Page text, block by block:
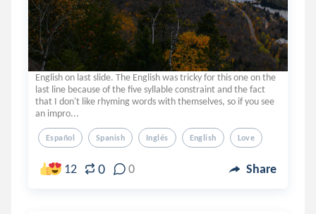
English on last slide. The English was tricky for this one on the
last line because of the five syllable constraint and the fact
that I don't like rhyming words with themselves, so if you see
an impro...
Español Spanish Inglés English Love
12 0 0 Share